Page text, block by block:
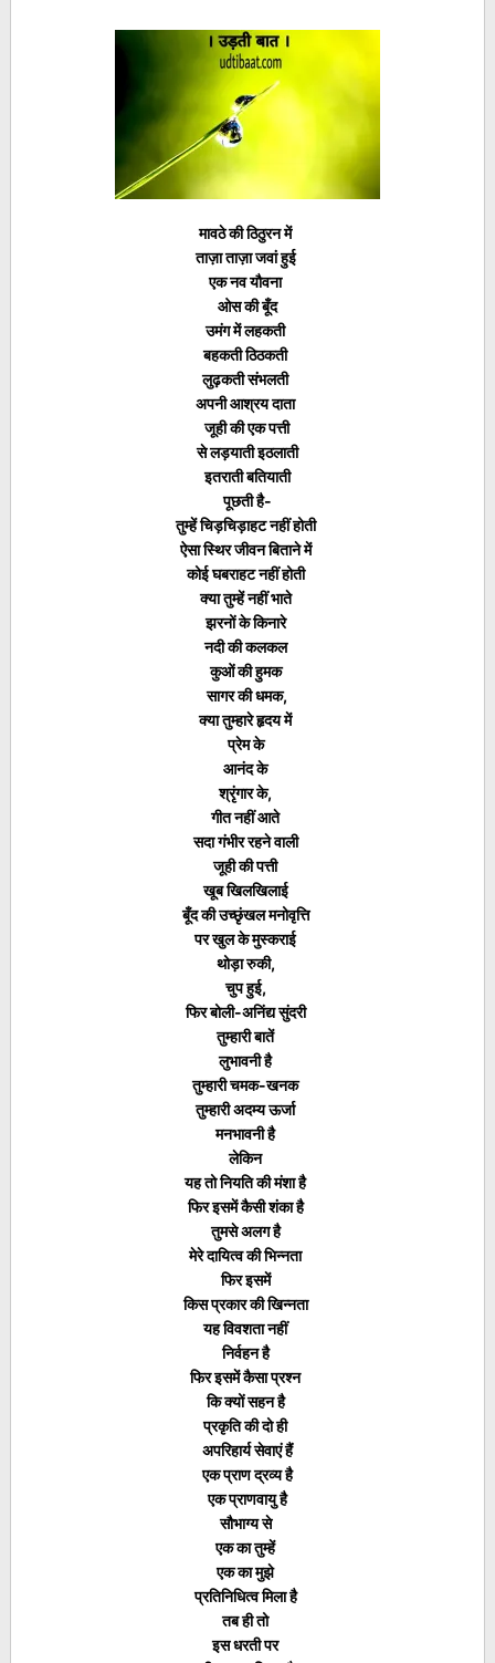
मावठे की ठिठुरन में
ताज़ा ताज़ा जवां हुई
एक नव यौवना
ओस की बूँद
उमंग में लहकती
बहकती ठिठकती
लुढ़कती संभलती
अपनी आश्रय दाता
जूही की एक पत्ती
से लड़याती इठलाती
इतराती बतियाती
पूछती है-
तुम्हें चिड़चिड़ाहट नहीं होती
ऐसा स्थिर जीवन बिताने में
कोई घबराहट नहीं होती
क्या तुम्हें नहीं भाते
झरनों के किनारे
नदी की कलकल
कुओं की हुमक
सागर की धमक,
क्या तुम्हारे हृदय में
प्रेम के
आनंद के
श्रृंगार के,
गीत नहीं आते
सदा गंभीर रहने वाली
जूही की पत्ती
खूब खिलखिलाई
बूँद की उच्छृंखल मनोवृत्ति
पर खुल के मुस्कराई
थोड़ा रुकी,
चुप हुई,
फिर बोली-अनिंद्य सुंदरी
तुम्हारी बातें
लुभावनी है
तुम्हारी चमक-खनक
तुम्हारी अदम्य ऊर्जा
मनभावनी है
लेकिन
यह तो नियति की मंशा है
फिर इसमें कैसी शंका है
तुमसे अलग है
मेरे दायित्व की भिन्नता
फिर इसमें
किस प्रकार की खिन्नता
यह विवशता नहीं
निर्वहन है
फिर इसमें कैसा प्रश्न
कि क्यों सहन है
प्रकृति की दो ही
अपरिहार्य सेवाएं हैं
एक प्राण द्रव्य है
एक प्राणवायु है
सौभाग्य से
एक का तुम्हें
एक का मुझे
प्रतिनिधित्व मिला है
तब ही तो
इस धरती पर